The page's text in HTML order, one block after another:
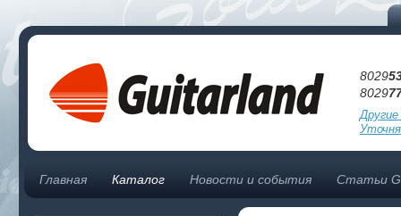
8029
8029
Главная Каталог Новости и события Статьи